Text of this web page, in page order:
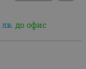
лв.до офис